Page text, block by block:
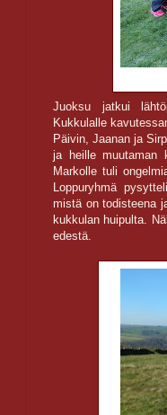
Juoksu jatkui
Kukkulalle
Päivin, Jaanan ja
ja heille muutaman
Markolle tuli
Loppuryhmä
mistä on todisteena
kukkulan huipulta.
edestä.